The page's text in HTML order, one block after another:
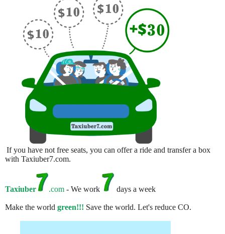
If you have not free seats, you can offer a ride and transfer a box
with Taxiuber7.com.
Taxiuber .com - We work days a week
Make the world green!!! Save the world. Let's reduce CO.